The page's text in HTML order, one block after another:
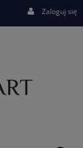
Zaloguj się